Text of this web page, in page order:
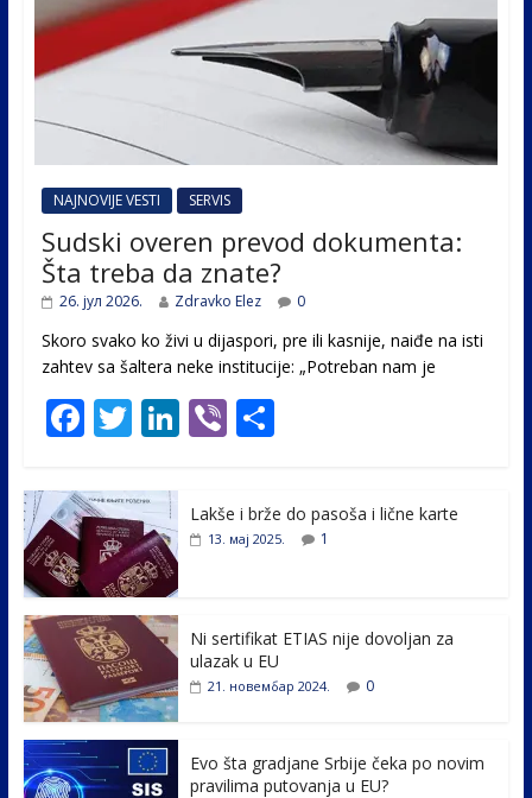
NAJNOVIJE VESTI SERVIS
Sudski overen prevod dokumenta:
Šta treba da znate?
26. јул 2026. Zdravko Elez 0
Skoro svako ko živi u dijaspori, pre ili kasnije, naiđe na isti
zahtev sa šaltera neke institucije: „Potreban nam je
F
e
b
o
o
k
T
itt
er
Li
e
Vi S
e
Lakše i brže do pasoša i lične karte
13. мај 2025. 1
Ni sertifikat ETIAS nije dovoljan za
ulazak u EU
21. новембар 2024. 0
Evo šta gradjane Srbije čeka po novim
pravilima putovanja u EU?